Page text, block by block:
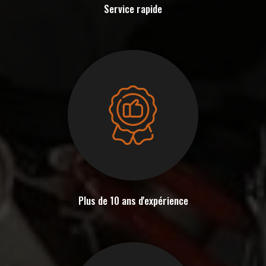
Service rapide
Plus de 10 ans d'expérience